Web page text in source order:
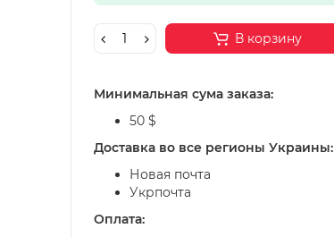
В корзину
Минимальная сума заказа:
50 $
Доставка во все регионы Украины:
Новая почта
Укрпочта
Оплата: